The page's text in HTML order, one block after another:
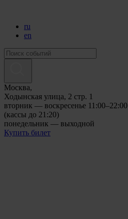
ru
en
Москва,
Ходынская улица, 2 стр. 1
вторник — воскресенье 11:00–22:00
(кассы до 21:20)
понедельник — выходной
Купить билет